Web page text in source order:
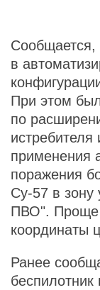
Сообщается,
в
При этом
по
применения
поражения
Су-57 в зону
ПВО". Проще
координаты
Ранее